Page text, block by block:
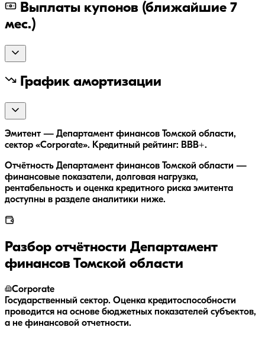
Выплаты купонов (ближайшие 7
мес.)
График амортизации
Эмитент — Департамент финансов Томской области,
сектор «Corporate». Кредитный рейтинг: BBB+.
Отчётность Департамент финансов Томской области —
финансовые показатели, долговая нагрузка,
рентабельность и оценка кредитного риска эмитента
доступны в разделе аналитики ниже.
Разбор отчётности Департамент
финансов Томской области
Corporate
Государственный сектор. Оценка кредитоспособности
проводится на основе бюджетных показателей субъектов,
а не финансовой отчетности.